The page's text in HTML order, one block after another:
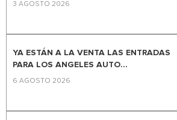
3 AGOSTO 2026
YA ESTÁN A LA VENTA LAS ENTRADAS
PARA LOS ANGELES AUTO...
6 AGOSTO 2026